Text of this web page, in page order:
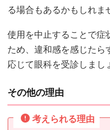
る場合もあるかもしれま
使用を中止することで症
ため、違和感を感じたら
応じて眼科を受診しまし
その他の理由
考えられる理由